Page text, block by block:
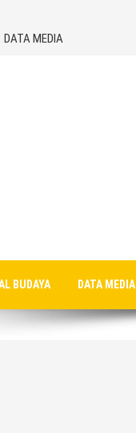
DATA MEDIA
BUDAYA DATA MEDIA